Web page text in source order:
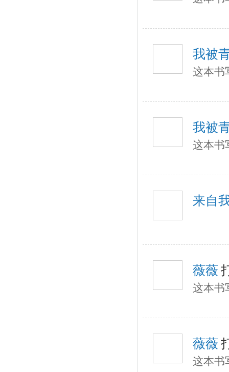
我被
这本书
我被
这本书
来自
薇薇
这本书
薇薇
这本书